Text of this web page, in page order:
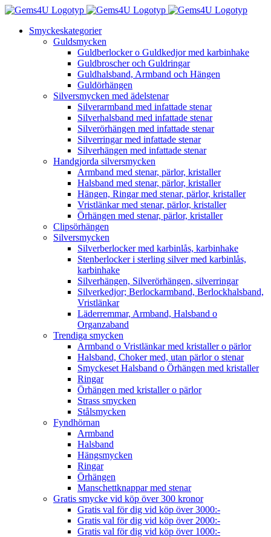
Fortsätt
innehålletSmyckeskategorier
Guldsmycken
Guldberlocker o Guldkedjor med karbinhake
Guldbroscher och Guldringar
Guldhalsband, Armband och Hängen
Guldörhängen
Silversmycken med ädelstenar
Silverarmband med infattade stenar
Silverhalsband med infattade stenar
Silverörhängen med infattade stenar
Silverringar med infattade stenar
Silverhängen med infattade stenar
Handgjorda silversmycken
Armband med stenar, pärlor, kristaller
Halsband med stenar, pärlor, kristaller
Hängen, Ringar med stenar, pärlor, kristaller
Vristlänkar med stenar, pärlor, kristaller
Örhängen med stenar, pärlor, kristaller
Clipsörhängen
Silversmycken
Silverberlocker med karbinlås, karbinhake
Stenberlocker i sterling silver med karbinlås,
karbinhake
Silverhängen, Silverörhängen, silverringar
Silverkedjor; Berlockarmband, Berlockhalsband,
Vristlänkar
Läderremmar, Armband, Halsband o
Organzaband
Trendiga smycken
Armband o Vristlänkar med kristaller o pärlor
Halsband, Choker med, utan pärlor o stenar
Smyckeset Halsband o Örhängen med kristaller
Ringar
Örhängen med kristaller o pärlor
Strass smycken
Stålsmycken
Fyndhörnan
Armband
Halsband
Hängsmycken
Ringar
Örhängen
Manschettknappar med stenar
Gratis smycke vid köp över 300 kronor
Gratis val för dig vid köp över 3000:-
Gratis val för dig vid köp över 2000:-
Gratis val för dig vid köp över 1000:-